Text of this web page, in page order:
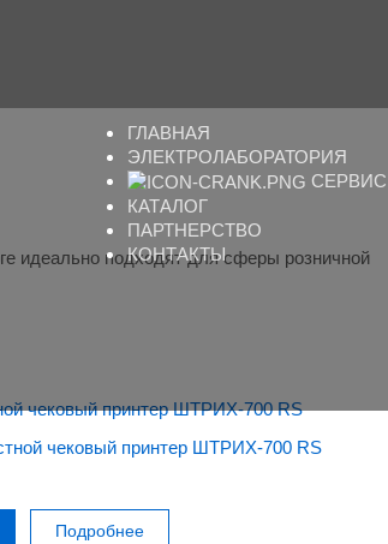
ГЛАВНАЯ
ЭЛЕКТРОЛАБОРАТОРИЯ
СЕРВИС
КАТАЛОГ
ПАРТНЕРСТВО
КОНТАКТЫ
идеально подходят для сферы розничной
чековый принтер ШТРИХ-700 RS
Подробнее